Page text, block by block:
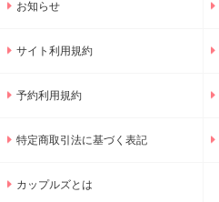
お知らせ
サイト利用規約
予約利用規約
特定商取引法に基づく表記
カップルズとは